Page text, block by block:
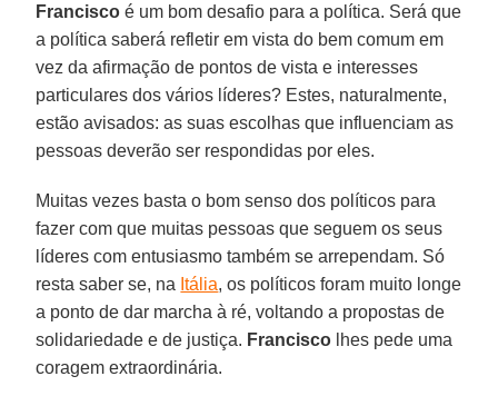
Francisco é um bom desafio para a política. Será que
a política saberá refletir em vista do bem comum em
vez da afirmação de pontos de vista e interesses
particulares dos vários líderes? Estes, naturalmente,
estão avisados: as suas escolhas que influenciam as
pessoas deverão ser respondidas por eles.
Muitas vezes basta o bom senso dos políticos para
fazer com que muitas pessoas que seguem os seus
líderes com entusiasmo também se arrependam. Só
resta saber se, na Itália, os políticos foram muito longe
a ponto de dar marcha à ré, voltando a propostas de
solidariedade e de justiça. Francisco lhes pede uma
coragem extraordinária.